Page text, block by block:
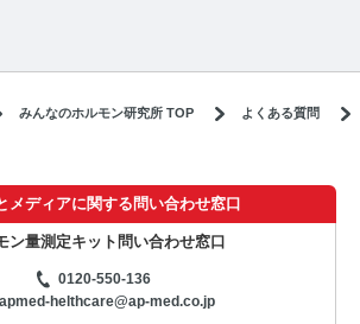
みんなのホルモン研究所 TOP よくある質問
メディアに関する問い合わせ窓口
ン量測定キット問い合わせ窓口
0120-550-136
apmed-helthcare@ap-med.co.jp